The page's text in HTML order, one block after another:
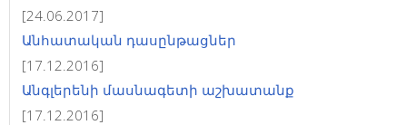
[24.06.2017]
Անհատական դասընթացներ
[17.12.2016]
Անգլերենի մասնագետի աշխատանք
[17.12.2016]